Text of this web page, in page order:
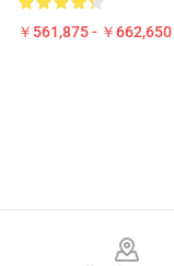
￥561,875 - ￥662,650